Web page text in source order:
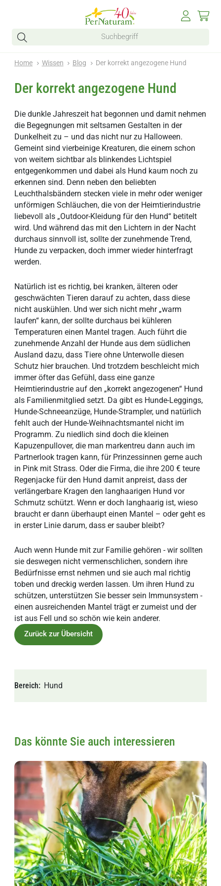
Home Wissen Blog Der korrekt angezogene Hund
Der korrekt angezogene Hund
Die dunkle Jahreszeit hat begonnen und damit nehmen
die Begegnungen mit seltsamen Gestalten in der
Dunkelheit zu – und das nicht nur zu Halloween.
Gemeint sind vierbeinige Kreaturen, die einem schon
von weitem sichtbar als blinkendes Lichtspiel
entgegenkommen und dabei als Hund kaum noch zu
erkennen sind. Denn neben den beliebten
Leuchthalsbändern stecken viele in mehr oder weniger
unförmigen Schläuchen, die von der Heimtierindustrie
liebevoll als „Outdoor-Kleidung für den Hund“ betitelt
wird. Und während das mit den Lichtern in der Nacht
durchaus sinnvoll ist, sollte der zunehmende Trend,
Hunde zu verpacken, doch immer wieder hinterfragt
werden.
Natürlich ist es richtig, bei kranken, älteren oder
geschwächten Tieren darauf zu achten, dass diese
nicht auskühlen. Und wer sich nicht mehr „warm
laufen“ kann, der sollte durchaus bei kühleren
Temperaturen einen Mantel tragen. Auch führt die
zunehmende Anzahl der Hunde aus dem südlichen
Ausland dazu, dass Tiere ohne Unterwolle diesen
Schutz hier brauchen. Und trotzdem beschleicht mich
immer öfter das Gefühl, dass eine ganze
Heimtierindustrie auf den „korrekt angezogenen“ Hund
als Familienmitglied setzt. Da gibt es Hunde-Leggings,
Hunde-Schneeanzüge, Hunde-Strampler, und natürlich
fehlt auch der Hunde-Weihnachtsmantel nicht im
Programm. Zu niedlich sind doch die kleinen
Kapuzenpullover, die man markentreu dann auch im
Partnerlook tragen kann, für Prinzessinnen gerne auch
in Pink mit Strass. Oder die Firma, die ihre 200 € teure
Regenjacke für den Hund damit anpreist, dass der
verlängerbare Kragen den langhaarigen Hund vor
Schmutz schützt. Wenn er doch langhaarig ist, wieso
braucht er dann überhaupt einen Mantel – oder geht es
in erster Linie darum, dass er sauber bleibt?
Auch wenn Hunde mit zur Familie gehören - wir sollten
sie deswegen nicht vermenschlichen, sondern ihre
Bedürfnisse ernst nehmen und sie auch mal richtig
toben und dreckig werden lassen. Um ihren Hund zu
schützen, unterstützen Sie besser sein Immunsystem -
einen ausreichenden Mantel trägt er zumeist und der
ist aus Fell und so schön wie kein anderer.
Bereich Hund
Das könnte Sie auch interessieren
Zurück zur Übersicht